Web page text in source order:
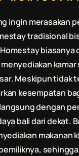
ingin merasakan
tradisional
biasanya
Meskipun tidak
kesempatan
dengan
balidari dekat.
makanan